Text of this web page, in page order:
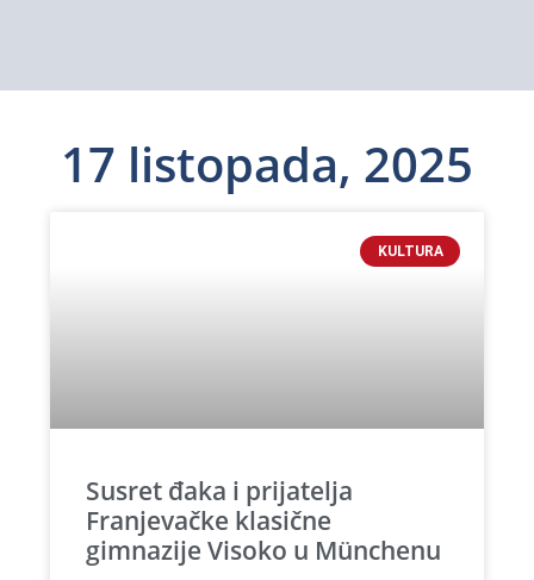
17 listopada, 2025
KULTURA
Susret đaka i prijatelja
Franjevačke klasične
gimnazije Visoko u Münchenu